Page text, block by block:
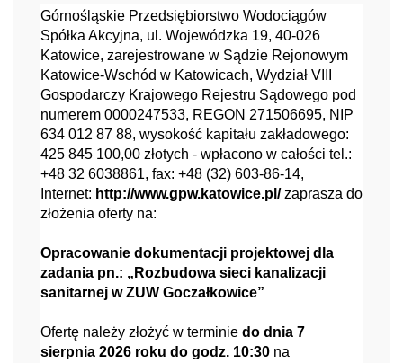
Górnośląskie Przedsiębiorstwo Wodociągów
Spółka Akcyjna, ul. Wojewódzka 19, 40-026
Katowice, zarejestrowane w Sądzie Rejonowym
Katowice-Wschód w Katowicach, Wydział VIII
Gospodarczy Krajowego Rejestru Sądowego pod
numerem 0000247533, REGON 271506695, NIP
634 012 87 88, wysokość kapitału zakładowego:
425 845 100,00 złotych - wpłacono w całości tel.:
+48 32 6038861, fax: +48 (32) 603-86-14,
Internet: http://www.gpw.katowice.pl/zaprasza do
złożenia oferty na:
Opracowanie dokumentacji projektowej dla
zadania pn.: „Rozbudowa sieci kanalizacji
sanitarnej w ZUW Goczałkowice”
Ofertę należy złożyć w terminie do dnia 7
sierpnia 2026 roku do godz. 10:30 na